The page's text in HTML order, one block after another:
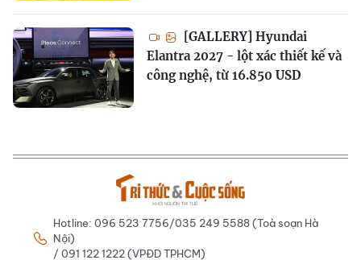
[GALLERY] Hyundai
Elantra 2027 - lột xác thiết kế và
công nghệ, từ 16.850 USD
Hotline: 096 523 7756/035 249 5588 (Toà soạn Hà
Nội)
/ 091 122 1222 (VPĐD TPHCM)